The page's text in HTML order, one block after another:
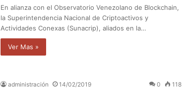
En alianza con el Observatorio Venezolano de Blockchain,
la Superintendencia Nacional de Criptoactivos y
Actividades Conexas (Sunacrip), aliados en la…
Ver Mas »
administración 14/02/2019 0 118